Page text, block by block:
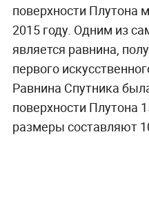
поверхности Плутона
2015 году. Одним из
является равнина,
первого
Равнина Спутника
поверхности Плутона
размеры составляют